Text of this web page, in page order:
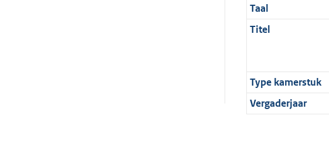
Taal
Titel
Type kamerstuk
Vergaderjaar